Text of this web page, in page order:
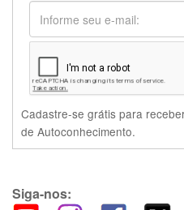
Cadastre-se grátis para
de Autoconhecimento.
Siga-nos: